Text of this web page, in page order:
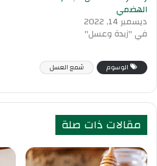
الهضمي
ديسمبر 14, 2022
في "زبدة وعسل"
الوسوم شمع العسل
مقالات ذات صلة